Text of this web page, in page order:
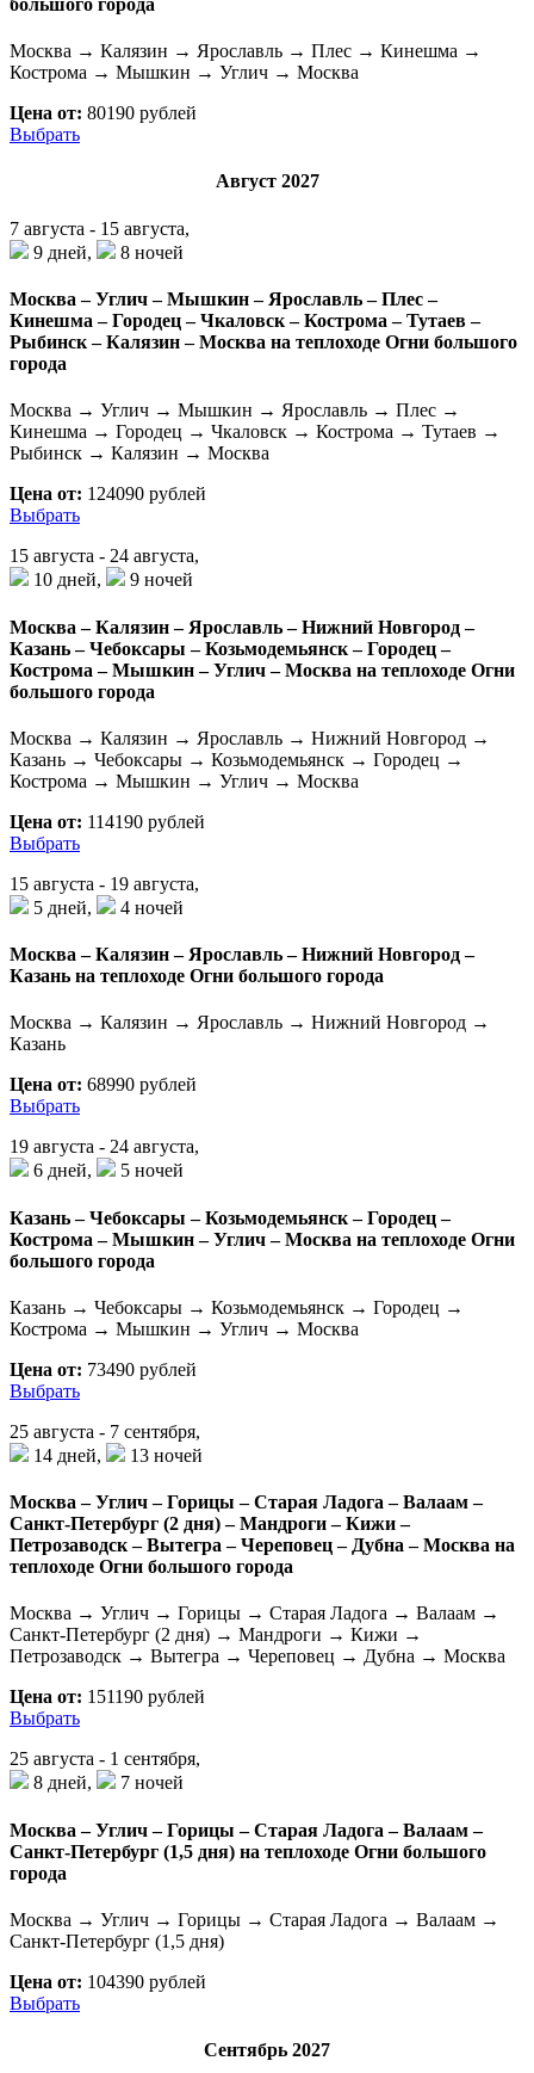
большого города
Москва → Калязин → Ярославль → Плес → Кинешма →
Кострома → Мышкин → Углич → Москва
Цена от: 80190 рублей
Выбрать
Август 2027
7 августа - 15 августа,
9 дней,
8 ночей
Москва – Углич – Мышкин – Ярославль – Плес –
Кинешма – Городец – Чкаловск – Кострома – Тутаев –
Рыбинск – Калязин – Москва на теплоходе Огни большого
города
Москва → Углич → Мышкин → Ярославль → Плес →
Кинешма → Городец → Чкаловск → Кострома → Тутаев →
Рыбинск → Калязин → Москва
Цена от: 124090 рублей
Выбрать
15 августа - 24 августа,
10 дней,
9 ночей
Москва – Калязин – Ярославль – Нижний Новгород –
Казань – Чебоксары – Козьмодемьянск – Городец –
Кострома – Мышкин – Углич – Москва на теплоходе Огни
большого города
Москва → Калязин → Ярославль → Нижний Новгород →
Казань → Чебоксары → Козьмодемьянск → Городец →
Кострома → Мышкин → Углич → Москва
Цена от: 114190 рублей
Выбрать
15 августа - 19 августа,
5 дней,
4 ночей
Москва – Калязин – Ярославль – Нижний Новгород –
Казань на теплоходе Огни большого города
Москва → Калязин → Ярославль → Нижний Новгород →
Казань
Цена от: 68990 рублей
Выбрать
19 августа - 24 августа,
6 дней,
5 ночей
Казань – Чебоксары – Козьмодемьянск – Городец –
Кострома – Мышкин – Углич – Москва на теплоходе Огни
большого города
Казань → Чебоксары → Козьмодемьянск → Городец →
Кострома → Мышкин → Углич → Москва
Цена от: 73490 рублей
Выбрать
25 августа - 7 сентября,
14 дней,
13 ночей
Москва – Углич – Горицы – Старая Ладога – Валаам –
Санкт-Петербург (2 дня) – Мандроги – Кижи –
Петрозаводск – Вытегра – Череповец – Дубна – Москва на
теплоходе Огни большого города
Москва → Углич → Горицы → Старая Ладога → Валаам →
Санкт-Петербург (2 дня) → Мандроги → Кижи →
Петрозаводск → Вытегра → Череповец → Дубна → Москва
Цена от: 151190 рублей
Выбрать
25 августа - 1 сентября,
8 дней,
7 ночей
Москва – Углич – Горицы – Старая Ладога – Валаам –
Санкт-Петербург (1,5 дня) на теплоходе Огни большого
города
Москва → Углич → Горицы → Старая Ладога → Валаам →
Санкт-Петербург (1,5 дня)
Цена от: 104390 рублей
Выбрать
Сентябрь 2027